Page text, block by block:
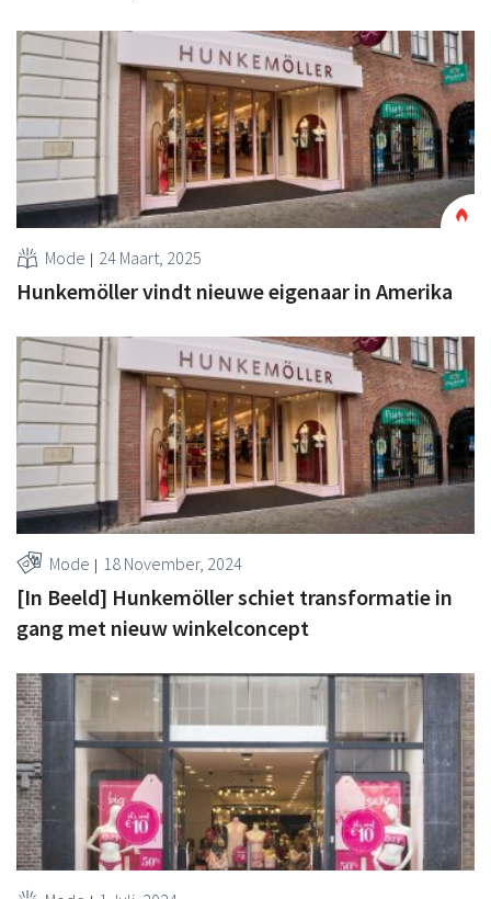
Mode 24 Maart, 2025
Hunkemöller vindt nieuwe eigenaar in Amerika
Mode 18 November, 2024
[In Beeld] Hunkemöller schiet transformatie in
gang met nieuw winkelconcept